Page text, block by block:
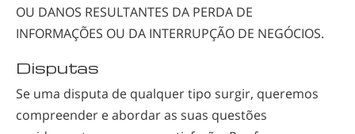
OU DANOS RESULTANTES DA PERDA DE
INFORMAÇÕES OU DA INTERRUPÇÃO DE NEGÓCIOS.
Disputas
Se uma disputa de qualquer tipo surgir, queremos
compreender e abordar as suas questões